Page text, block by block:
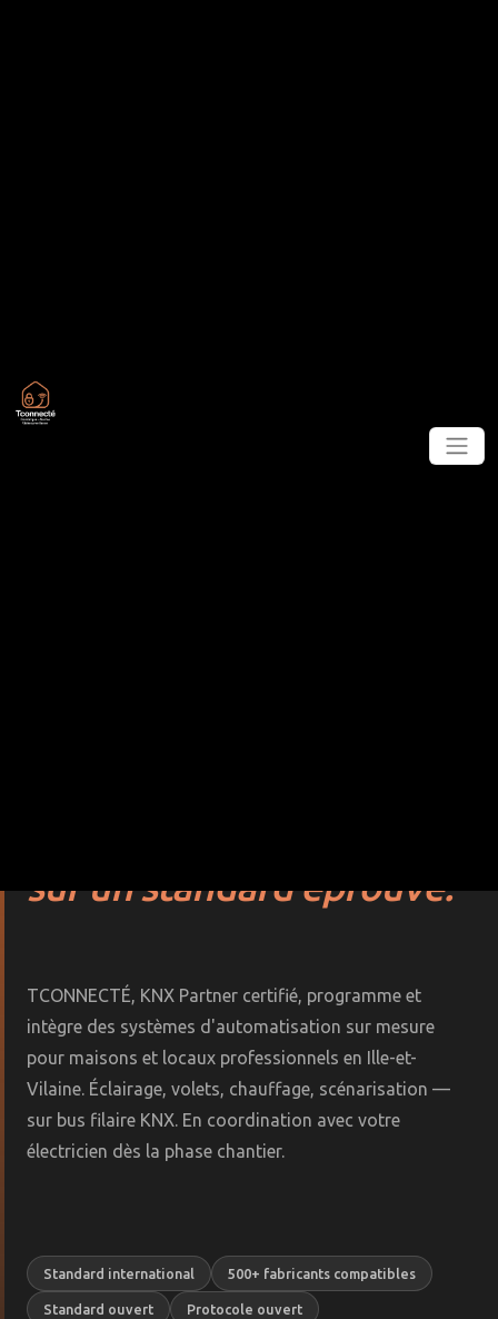
sur un standard éprouvé.
TCONNECTÉ, KNX Partner certifié, programme et
intègre des systèmes d'automatisation sur mesure
pour maisons et locaux professionnels en Ille-et-
Vilaine. Éclairage, volets, chauffage, scénarisation —
sur bus filaire KNX. En coordination avec votre
électricien dès la phase chantier.
Standard international 500+ fabricants compatibles
Standard ouvert Protocole ouvert